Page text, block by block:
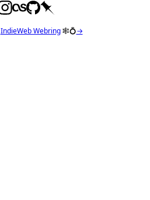
IndieWeb Webring🕸💍→